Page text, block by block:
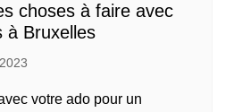
choses à faire avec
à Bruxelles
votre ado pour un